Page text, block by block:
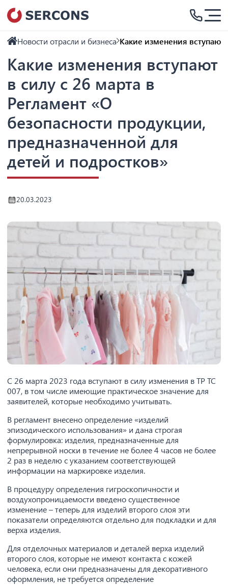
Новости отрасли и бизнеса Какие изменения
Какие изменения вступают
в силу с 26 марта в
Регламент «О
безопасности продукции,
предназначенной для
детей и подростков»
20.03.2023
С 26 марта 2023 года вступают в силу изменения в ТР ТС
007, в том числе имеющие практическое значение для
заявителей, которые необходимо учитывать.
В регламент внесено определение «изделий
эпизодического использования» и дана строгая
формулировка: изделия, предназначенные для
непрерывной носки в течение не более 4 часов не более
2 раз в неделю с указанием соответствующей
информации на маркировке изделия.
В процедуру определения гигроскопичности и
воздухопроницаемости введено существенное
изменение – теперь для изделий второго слоя эти
показатели определяются отдельно для подкладки и для
верха изделия.
Для отделочных материалов и деталей верха изделий
второго слоя, которые не имеют контакта с кожей
человека, если они предназначены для декоративного
оформления, не требуется определение